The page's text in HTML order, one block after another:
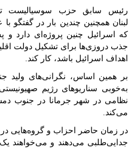
رئیس سابق حزب سوسیالیست
لبنان همچنین چندین بار در گفتگو با
که اسرائیل چنین پروژه‌ای دارد
جذب دروزی‌ها برای تشکیل دولت
اهداف اسرائیل باشد، کار کند.
بر همین اساس، نگرانی‌های ولید
به‌خوبی سناریوهای رژیم
نظامی در شهر جرمانا در جنوب
می‌کند.
در زمان حاضر احزاب و گروه‌هایی
جدایی‌طلبی می‌دهند و می‌خواهند